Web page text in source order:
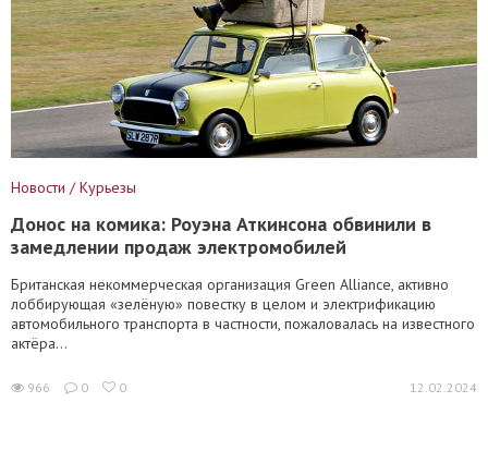
Новости / Курьезы
Донос на комика: Роуэна Аткинсона обвинили в
замедлении продаж электромобилей
Британская некоммерческая организация Green Alliance, активно
лоббирующая «зелёную» повестку в целом и электрификацию
автомобильного транспорта в частности, пожаловалась на известного
актёра...
966 0 0 12.02.2024